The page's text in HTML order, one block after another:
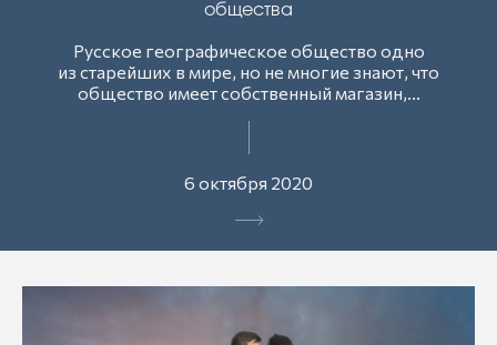
общества
Русское географическое общество одно
из старейших в мире, но не многие знают, что
общество имеет собственный магазин,...
6 октября 2020